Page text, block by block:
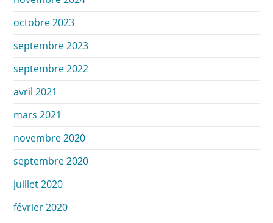
octobre 2023
septembre 2023
septembre 2022
avril 2021
mars 2021
novembre 2020
septembre 2020
juillet 2020
février 2020